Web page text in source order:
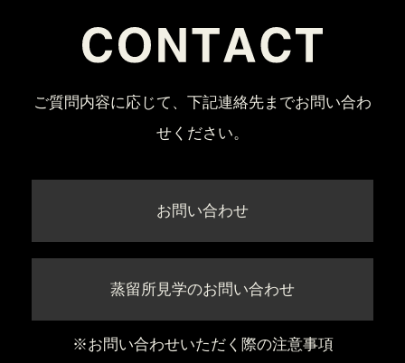
ご質問内容に応じて、下記連絡先までお問い合わ
せください。
お問い合わせ
蒸留所見学のお問い合わせ
※お問い合わせいただく際の注意事項